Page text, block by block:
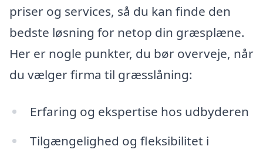
priser og services, så du kan finde den
bedste løsning for netop din græsplæne.
Her er nogle punkter, du bør overveje, når
du vælger firma til græsslåning:
Erfaring og ekspertise hos udbyderen
Tilgængelighed og fleksibilitet i